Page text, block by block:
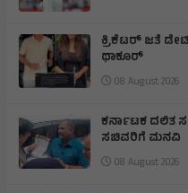
ಕ್ರಿಕೆಟರ್ ಜತೆ
ಥಾಕೂರ್
08 August 2026
ಕರ್ನಾಟಕ ದಲಿತ
ಸಚಿವರಿಗೆ ಮನವಿ
08 August 2026